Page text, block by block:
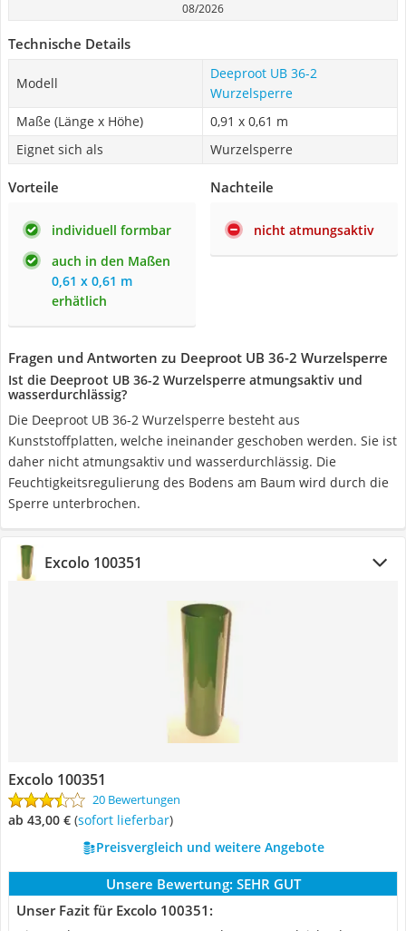
08/2026
Technische Details
Modell
Deeproot UB 36-2
Wurzelsperre
Maße (Länge x Höhe)
0,91 x 0,61 m
Eignet sich als
Wurzelsperre
Vorteile
individuell formbar
auch in den Maßen
0,61 x 0,61 m
erhätlich
Nachteile
nicht atmungsaktiv
Fragen und Antworten zu Deeproot UB 36-2 Wurzelsperre
Ist die Deeproot UB 36-2 Wurzelsperre atmungsaktiv und
wasserdurchlässig?
Die Deeproot UB 36-2 Wurzelsperre besteht aus
Kunststoffplatten, welche ineinander geschoben werden. Sie ist
daher nicht atmungsaktiv und wasserdurchlässig. Die
Feuchtigkeitsregulierung des Bodens am Baum wird durch die
Sperre unterbrochen.
Excolo 100351
Excolo 100351
20 Bewertungen
ab 43,00 € ( Sofort lieferbar)
Preisvergleich und weitere Angebote
Unsere Bewertung: SEHR GUT
Unser Fazit für Excolo 100351: